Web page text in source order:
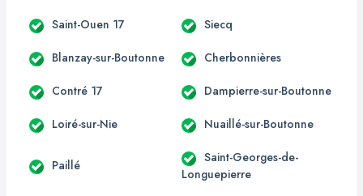
Saint-Ouen 17 Siecq
Blanzay-sur-Boutonne Cherbonnières
Contré 17 Dampierre-sur-Boutonne
Loiré-sur-Nie Nuaillé-sur-Boutonne
Paillé
Saint-Georges-de-
Longuepierre